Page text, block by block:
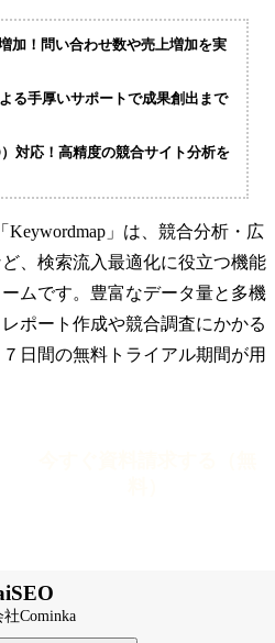
加！問い合わせ数や売上増加を実
る手厚いサポートで成果創出まで
対応！高精度の競合サイト分析を
」は、競合分析・広
、検索流入最適化に役立つ機能
ムです。豊富なデータ量と多機
ポート作成や競合調査にかかる
日間の無料トライアル期間が用
社Cominka